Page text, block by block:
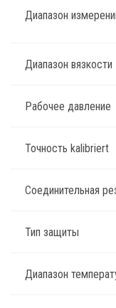
Диапазон
Диапазон вязкости
Рабочее давление
Точность kalibriert
Соединительная
Тип защиты
Диапазон